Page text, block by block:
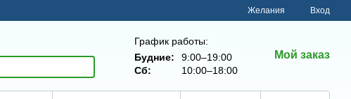
Желания Вход
График работы:
Будние:
9:00–19:00
Сб:
10:00–18:00
Мой заказ